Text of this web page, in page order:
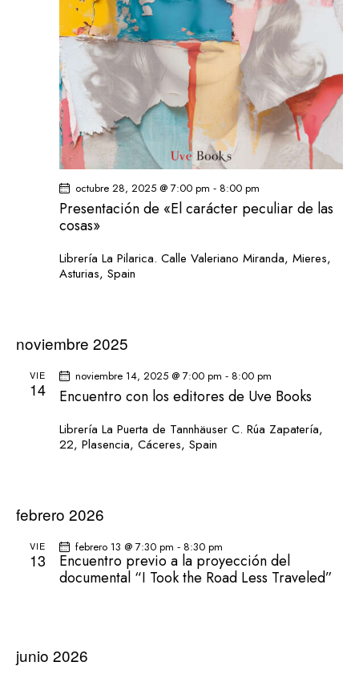
Presentación de «El carácter peculiar de las
cosas»
octubre 28, 2025 @ 7:00 pm - 8:00 pm
Librería La Pilarica. Calle Valeriano Miranda, Mieres,
Asturias, Spain
noviembre 2025
VIE
14 Encuentro con los editores de Uve Books
noviembre 14, 2025 @ 7:00 pm - 8:00 pm
Librería La Puerta de Tannhäuser C. Rúa Zapatería,
22, Plasencia, Cáceres, Spain
febrero 2026
VIE
13
Encuentro previo a la proyección del
documental “I Took the Road Less Traveled”
febrero 13 @ 7:30 pm - 8:30 pm
junio 2026